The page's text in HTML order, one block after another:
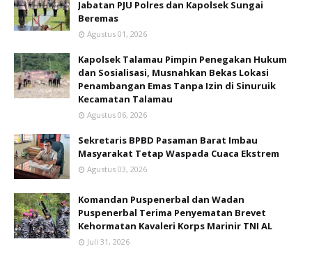
Jabatan PJU Polres dan Kapolsek Sungai
Beremas
Agustus 01, 2026
Kapolsek Talamau Pimpin Penegakan Hukum
dan Sosialisasi, Musnahkan Bekas Lokasi
Penambangan Emas Tanpa Izin di Sinuruik
Kecamatan Talamau
Agustus 06, 2026
Sekretaris BPBD Pasaman Barat Imbau
Masyarakat Tetap Waspada Cuaca Ekstrem
Agustus 03, 2026
Komandan Puspenerbal dan Wadan
Puspenerbal Terima Penyematan Brevet
Kehormatan Kavaleri Korps Marinir TNI AL
Juli 31, 2026